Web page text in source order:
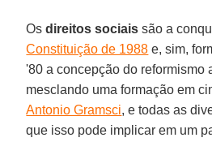
Osdireitos sociais são a
Constituição de 1988 e, sim,
'80 a concepção do reformismo
mesclando uma formação em
Antonio Gramsci, e todas as
que isso pode implicar em um